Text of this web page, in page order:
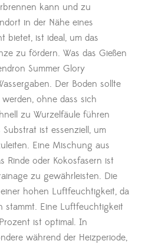
kann und zu
in der Nähe eines
bietet, ist ideal, um das
zu fördern. Was das Gießen
Summer Glory
Der Boden sollte
ohne dass sich
zu Wurzelfäule führen
ist essenziell, um
Eine Mischung aus
Rinde oder Kokosfasern ist
zu gewährleisten. Die
hohen Luftfeuchtigkeit, da
stammt. Eine Luftfeuchtigkeit
ist optimal. In
während der Heizperiode,